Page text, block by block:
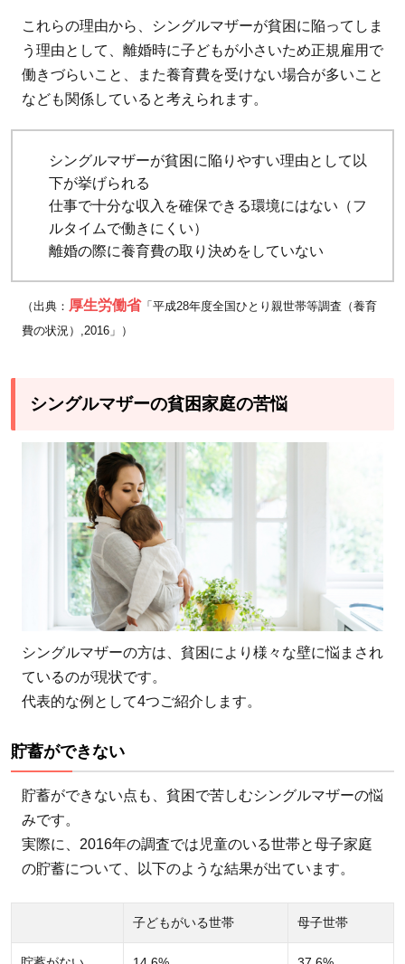
当
5
制
度
と
く
す
が
これらの理由から、シングルマザーが貧困に陥ってしま
う理由として、離婚時に子どもが小さいため正規雇用で
働きづらいこと、また養育費を受けない場合が多いこと
なども関係していると考えられます。
シングルマザーが貧困に陥りやすい理由として以
下が挙げられる
仕事で十分な収入を確保できる環境にはない（フ
ルタイムで働きにくい）
離婚の際に養育費の取り決めをしていない
（出典： 厚生労働省「平成28年度全国ひとり親世帯等調査（養育
費の状況）,2016」）
シングルマザーの貧困家庭の苦悩
シングルマザーの方は、貧困により様々な壁に悩まされ
ているのが現状です。
代表的な例として4つご紹介します。
貯蓄ができない
貯蓄ができない点も、貧困で苦しむシングルマザーの悩
みです。
実際に、2016年の調査では児童のいる世帯と母子家庭
の貯蓄について、以下のような結果が出ています。
子どもがいる世帯 母子世帯